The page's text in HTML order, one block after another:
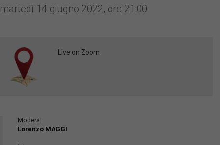
martedì 14 giugno 2022, ore 21:00
Live on Zoom
Modera:
Lorenzo MAGGI